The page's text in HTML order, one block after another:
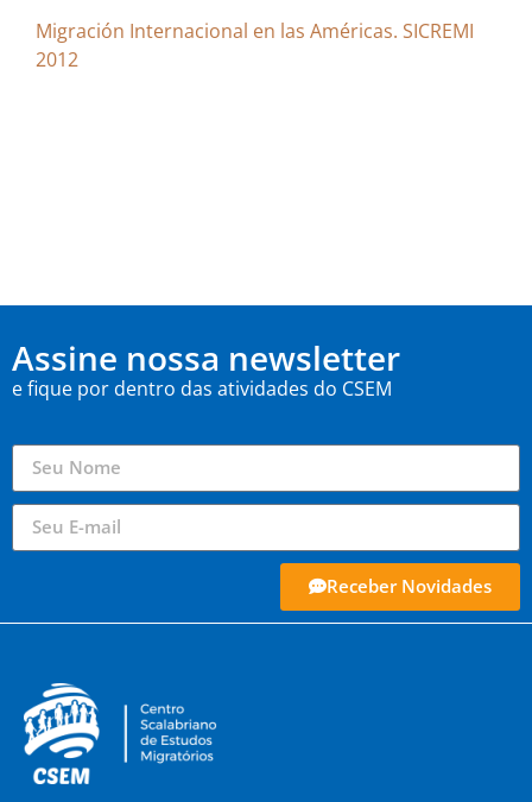
Migración Internacional en las Américas. SICREMI
2012
Assine nossa newsletter
e fique por dentro das atividades do CSEM
Receber Novidades